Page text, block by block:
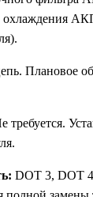
охлаждения
Плановое
требуется.
DOT 3, DOT